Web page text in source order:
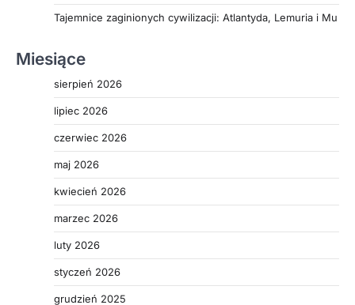
Tajemnice zaginionych cywilizacji: Atlantyda, Lemuria i Mu
Miesiące
sierpień 2026
lipiec 2026
czerwiec 2026
maj 2026
kwiecień 2026
marzec 2026
luty 2026
styczeń 2026
grudzień 2025